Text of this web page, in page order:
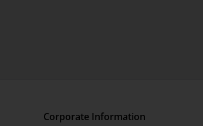
Corporate Information